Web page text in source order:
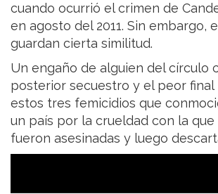
cuando ocurrió el crimen de
en agosto del 2011. Sin embargo,
guardan cierta similitud.
Un engaño de alguien del círculo
posterior secuestro y el peor final
estos tres femicidios que
un país por la crueldad con la que
fueron asesinadas y luego